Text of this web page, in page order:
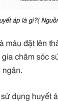
áp là gì?(
máu đặt lên
gia chăm sóc
ngân.
dụng huyết